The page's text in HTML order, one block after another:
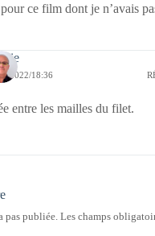
ce film dont je n’avais
2022/18:36
entre les mailles du filet.
pas publiée. Les champs